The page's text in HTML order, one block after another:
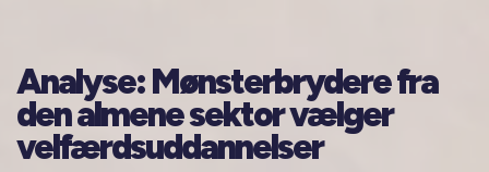
Analyse: Mønsterbrydere fra
den almene sektor vælger
velfærdsuddannelser